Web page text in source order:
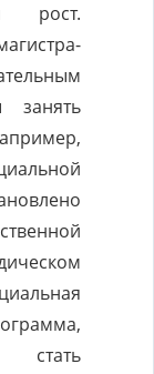
рост.
занять